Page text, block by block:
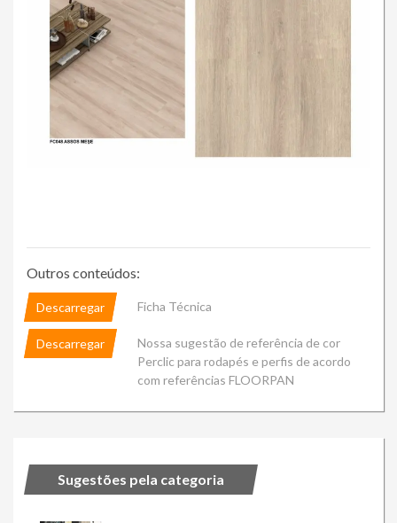
Outros conteúdos:
Descarregar Ficha Técnica
Descarregar
Nossa sugestão de referência de cor
Perclic para rodapés e perfis de acordo
com referências FLOORPAN
Sugestões pela categoria